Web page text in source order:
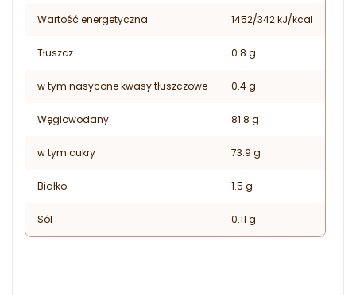
Wartość energetyczna 1452/342 kJ/kcal
Tłuszcz 0.8 g
w tym nasycone kwasy tłuszczowe 0.4 g
Węglowodany 81.8 g
w tym cukry 73.9 g
Białko 1.5 g
Sól 0.11 g